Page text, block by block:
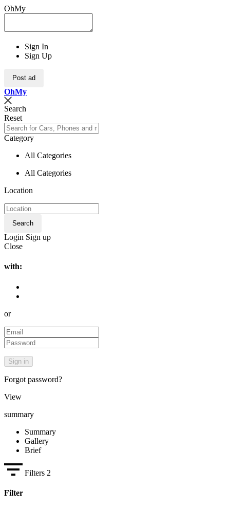
OhMy
Sign In
Sign Up
Post ad
OhMy
Search
Reset
Category
All Categories
All Categories
Location
Search
Login Sign up
Close
with:
or
Forgot password?
View
summary
Summary
Gallery
Brief
Filters 2
Filter